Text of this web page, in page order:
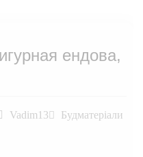
ендова,
Vadim13
Будматеріали